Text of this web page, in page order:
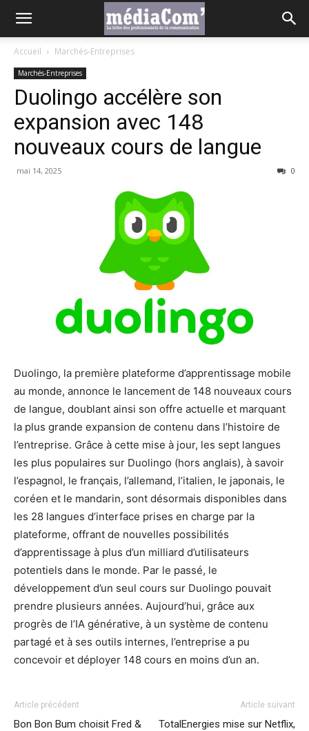
Accueil Marchés-Entreprises
Marchés-Entreprises
Duolingo accélère son
expansion avec 148
nouveaux cours de langue
mai 14, 2025 0
Duolingo, la première plateforme d’apprentissage mobile
au monde, annonce le lancement de 148 nouveaux cours
de langue, doublant ainsi son offre actuelle et marquant
la plus grande expansion de contenu dans l’histoire de
l’entreprise. Grâce à cette mise à jour, les sept langues
les plus populaires sur Duolingo (hors anglais), à savoir
l’espagnol, le français, l’allemand, l’italien, le japonais, le
coréen et le mandarin, sont désormais disponibles dans
les 28 langues d’interface prises en charge par la
plateforme, offrant de nouvelles possibilités
d’apprentissage à plus d’un milliard d’utilisateurs
potentiels dans le monde. Par le passé, le
développement d’un seul cours sur Duolingo pouvait
prendre plusieurs années. Aujourd’hui, grâce aux
progrès de l’IA générative, à un système de contenu
partagé et à ses outils internes, l’entreprise a pu
concevoir et déployer 148 cours en moins d’un an.
Article précédent
Bon Bon Bum choisit Fred &
Article suivant
TotalEnergies mise sur Netflix,